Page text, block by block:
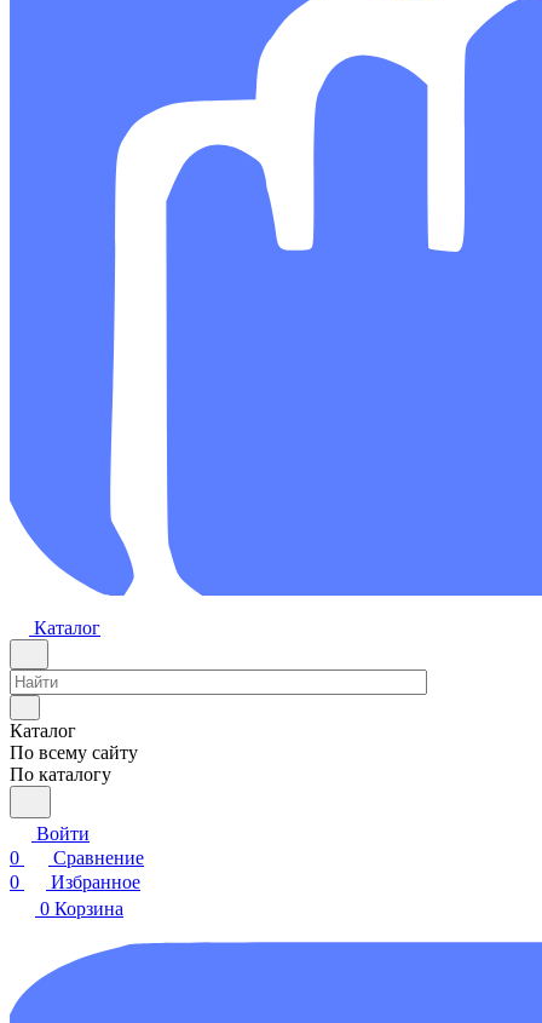
Каталог
Каталог
По всему сайту
По каталогу
Войти
0
Сравнение
0
Избранное
0 Корзина